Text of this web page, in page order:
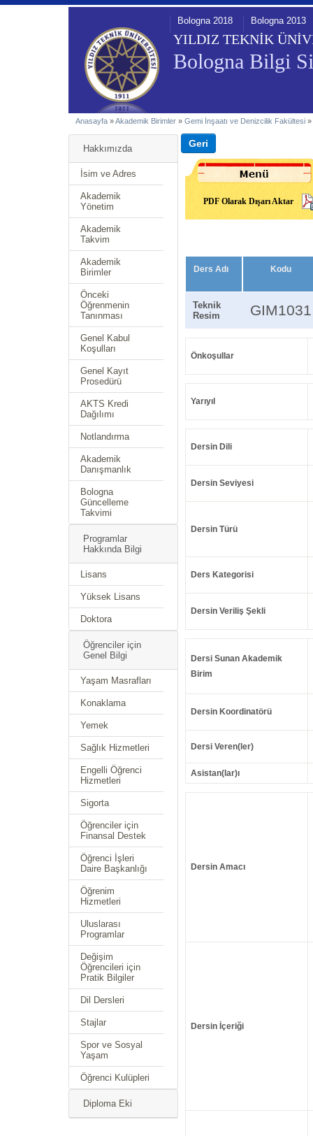
YILDIZ TEKNİK
Bologna Bilgi
Bologna 2018 Bologna 2013
Anasayfa »Akademik Birimler » Gemi İnşaatı ve Denizcilik Fakültesi »
Hakkımızda
İsim ve Adres
Akademik
Yönetim
Akademik
Takvim
Akademik
Birimler
Önceki
Öğrenmenin
Tanınması
Genel Kabul
Koşulları
Genel Kayıt
Prosedürü
AKTS Kredi
Dağılımı
Notlandırma
Akademik
Danışmanlık
Bologna
Güncelleme
Takvimi
Programlar
Hakkında Bilgi
Lisans
Yüksek Lisans
Doktora
Öğrenciler için
Genel Bilgi
Yaşam Masrafları
Konaklama
Yemek
Sağlık Hizmetleri
Engelli Öğrenci
Hizmetleri
Sigorta
Öğrenciler için
Finansal Destek
Öğrenci İşleri
Daire Başkanlığı
Öğrenim
Hizmetleri
Uluslarası
Programlar
Değişim
Öğrencileri için
Pratik Bilgiler
Dil Dersleri
Stajlar
Spor ve Sosyal
Yaşam
Öğrenci Kulüpleri
Diploma Eki
PDF Olarak Dışarı Aktar
Ders Adı Kodu
Teknik
Resim
GIM1031
Önkoşullar
Yarıyıl
Dersin Dili
Dersin Seviyesi
Dersin Türü
Ders Kategorisi
Dersin Veriliş Şekli
Dersi Sunan Akademik
Birim
Dersin Koordinatörü
Dersi Veren(ler)
Asistan(lar)ı
Dersin Amacı
Dersin İçeriği